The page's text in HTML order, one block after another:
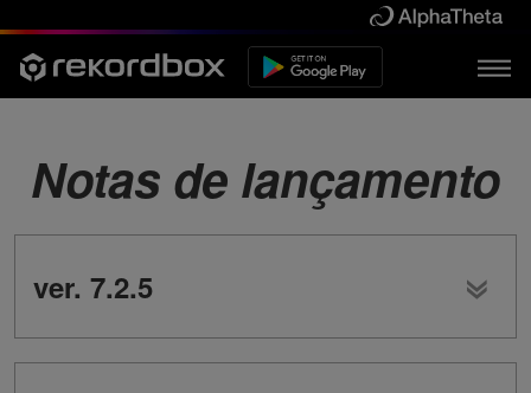
Notas de lançamento
ver. 7.2.5